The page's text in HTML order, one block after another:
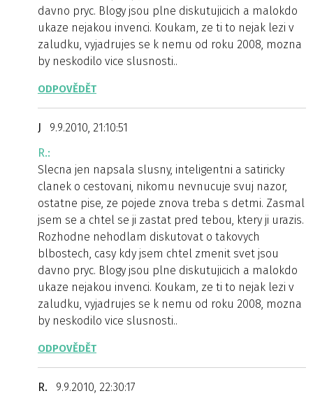
davno pryc. Blogy jsou plne diskutujicich a malokdo
ukaze nejakou invenci. Koukam, ze ti to nejak lezi v
zaludku, vyjadrujes se k nemu od roku 2008, mozna
by neskodilo vice slusnosti..
ODPOVĚDĚT
J
9.9.2010, 21:10:51
R.:
Slecna jen napsala slusny, inteligentni a satiricky
clanek o cestovani, nikomu nevnucuje svuj nazor,
ostatne pise, ze pojede znova treba s detmi. Zasmal
jsem se a chtel se ji zastat pred tebou, ktery ji urazis.
Rozhodne nehodlam diskutovat o takovych
blbostech, casy kdy jsem chtel zmenit svet jsou
davno pryc. Blogy jsou plne diskutujicich a malokdo
ukaze nejakou invenci. Koukam, ze ti to nejak lezi v
zaludku, vyjadrujes se k nemu od roku 2008, mozna
by neskodilo vice slusnosti..
ODPOVĚDĚT
R.
9.9.2010, 22:30:17